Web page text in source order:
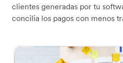
clientes generadas por tu
concilia los pagos con menos